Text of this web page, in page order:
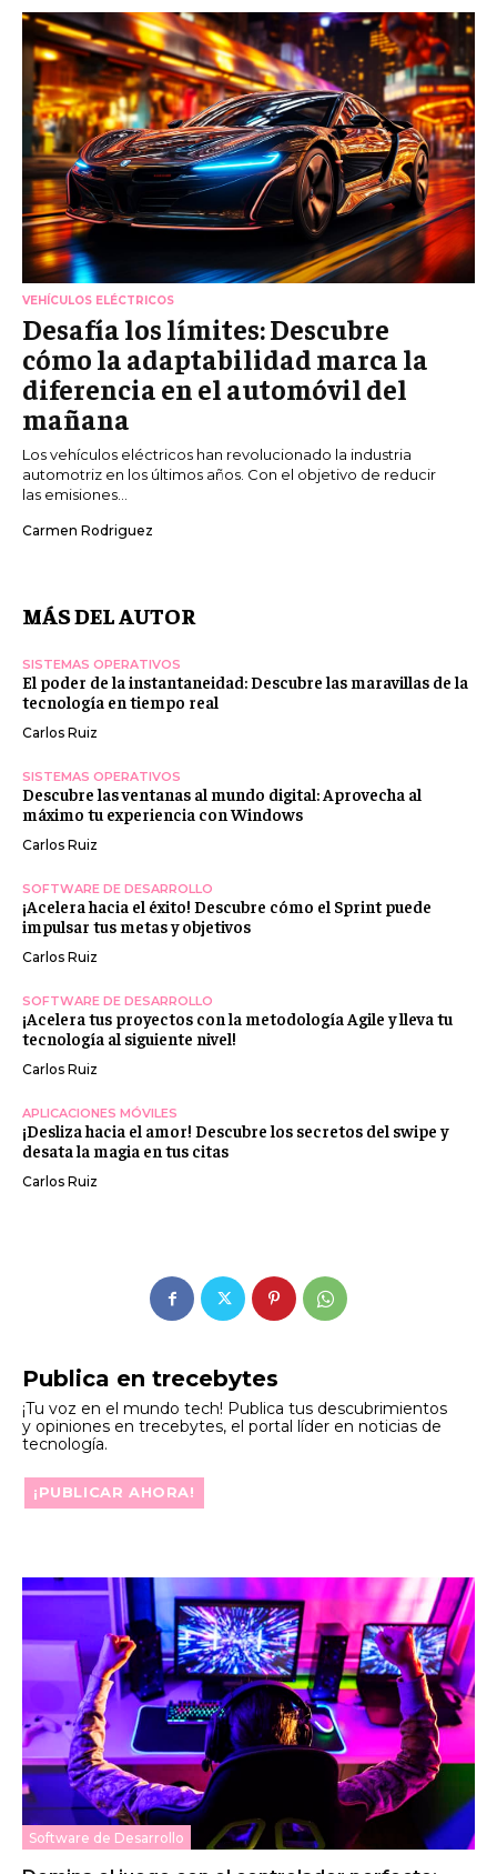
Publica en trecebytes
¡Tu voz en el mundo tech! Publica tus descubrimientos
y opiniones en trecebytes, el portal líder en noticias de
tecnología.
¡PUBLICAR AHORA!
Software de Desarrollo
VEHÍCULOS ELÉCTRICOS
Desafía los límites: Descubre
cómo la adaptabilidad marca la
diferencia en el automóvil del
mañana
Los vehículos eléctricos han revolucionado la industria
automotriz en los últimos años. Con el objetivo de reducir
las emisiones...
Carmen Rodriguez
MÁS DEL AUTOR
SISTEMAS OPERATIVOS
El poder de la instantaneidad: Descubre las maravillas de la
tecnología en tiempo real
Carlos Ruiz
SISTEMAS OPERATIVOS
Descubre las ventanas al mundo digital: Aprovecha al
máximo tu experiencia con Windows
Carlos Ruiz
SOFTWARE DE DESARROLLO
¡Acelera hacia el éxito! Descubre cómo el Sprint puede
impulsar tus metas y objetivos
Carlos Ruiz
SOFTWARE DE DESARROLLO
¡Acelera tus proyectos con la metodología Agile y lleva tu
tecnología al siguiente nivel!
Carlos Ruiz
APLICACIONES MÓVILES
¡Desliza hacia el amor! Descubre los secretos del swipe y
desata la magia en tus citas
Carlos Ruiz